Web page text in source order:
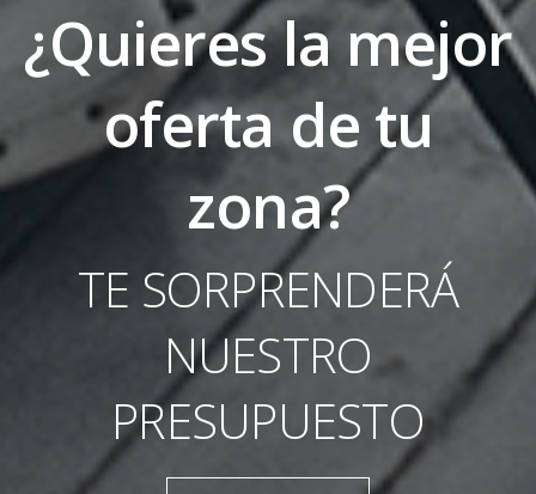
¿Quieres la mejor
oferta de tu
zona?
TE SORPRENDERÁ
NUESTRO
PRESUPUESTO